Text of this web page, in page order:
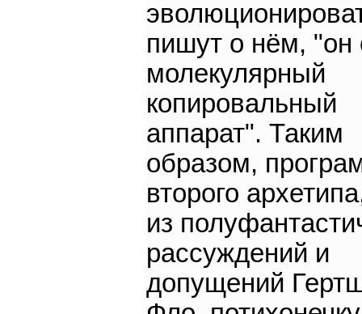
пишут о нём, "он
молекулярный
копировальный
аппарат". Таким
образом,
второго
из
рассуждений и
допущений